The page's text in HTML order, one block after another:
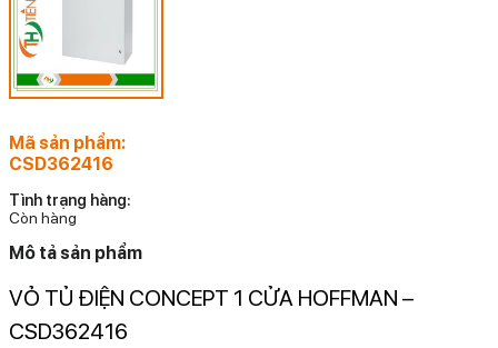
Mã sản phẩm:
CSD362416
Tình trạng hàng:
Còn hàng
Mô tả sản phẩm
VỎ TỦ ĐIỆN CONCEPT 1 CỬA HOFFMAN –
CSD362416